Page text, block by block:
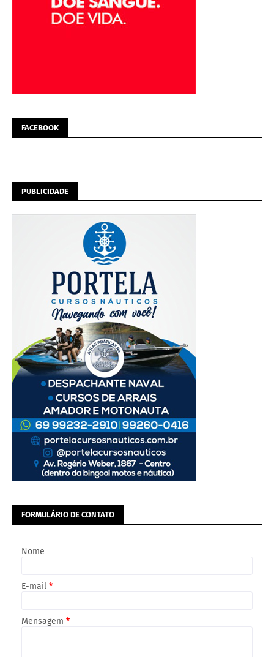
FACEBOOK
PUBLICIDADE
FORMULÁRIO DE CONTATO
Nome
E-mail *
Mensagem *